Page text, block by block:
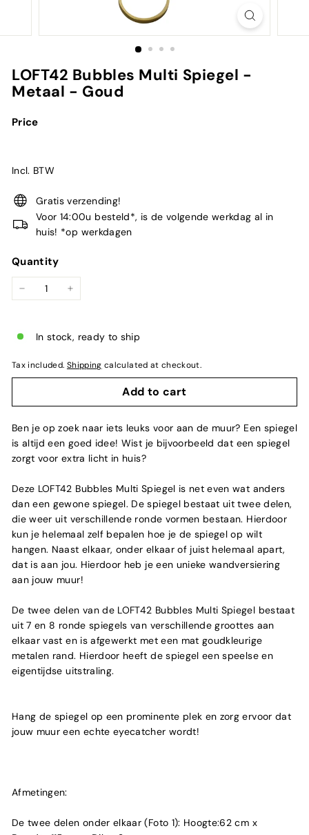
LOFT42 Bubbles Multi Spiegel -
Metaal - Goud
Price
Incl. BTW
Gratis verzending!
Voor 14:00u besteld*, is de volgende werkdag al in
huis! *op werkdagen
Quantity
In stock, ready to ship
Tax included. Shipping calculated at checkout.
Add to cart
Ben je op zoek naar iets leuks voor aan de muur? Een spiegel
is altijd een goed idee! Wist je bijvoorbeeld dat een spiegel
zorgt voor extra licht in huis?
Deze LOFT42 Bubbles Multi Spiegel is net even wat anders
dan een gewone spiegel. De spiegel bestaat uit twee delen,
die weer uit verschillende ronde vormen bestaan. Hierdoor
kun je helemaal zelf bepalen hoe je de spiegel op wilt
hangen. Naast elkaar, onder elkaar of juist helemaal apart,
dat is aan jou. Hierdoor heb je een unieke wandversiering
aan jouw muur!
De twee delen van de LOFT42 Bubbles Multi Spiegel bestaat
uit 7 en 8 ronde spiegels van verschillende groottes aan
elkaar vast en is afgewerkt met een mat goudkleurige
metalen rand. Hierdoor heeft de spiegel een speelse en
eigentijdse uitstraling.
Hang de spiegel op een prominente plek en zorg ervoor dat
jouw muur een echte eyecatcher wordt!
Afmetingen:
De twee delen onder elkaar (Foto 1): Hoogte:62 cm x